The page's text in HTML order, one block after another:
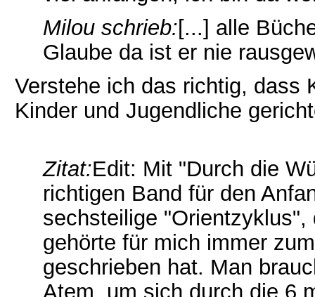
Milou schrieb:[...] alle
Glaube da ist er nie
Verstehe ich das richtig, dass
Kinder und Jugendliche
Zitat:Edit: Mit "Durch die
richtigen Band für den
sechsteilige
gehörte für mich immer
geschrieben hat. Man
Atem, um sich durch die 6